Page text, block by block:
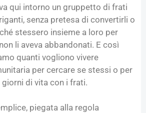
qui intorno un gruppetto di frati
senza pretesa di convertirli o
stessero insieme a loro per
li aveva abbandonati. E così
quanti vogliono vivere
per cercare se stessi o per
di vita con i frati.
piegata alla regola